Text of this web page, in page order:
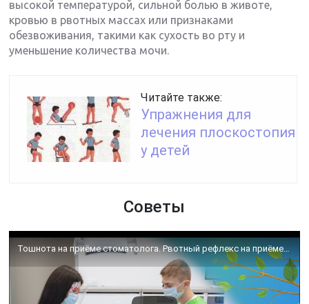
высокой температурой, сильной болью в животе,
кровью в рвотных массах или признаками
обезвоживания, такими как сухость во рту и
уменьшение количества мочи.
Читайте также:
Упражнения для
лечения плоскостопия
у детей
Советы